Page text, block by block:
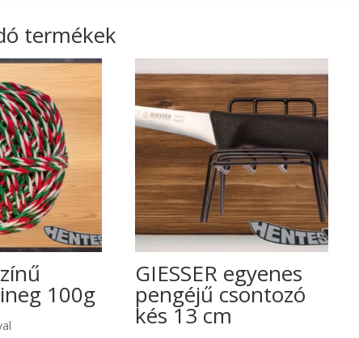
termékek
100g
GIESSER egyenes
pengéjű csontozó
kés 13 cm